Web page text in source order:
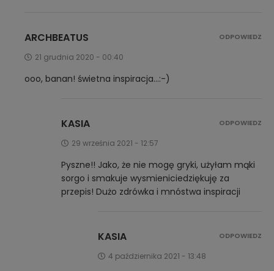
ARCHBEATUS
21 grudnia 2020 - 00:40
ooo, banan! świetna inspiracja…:-)
ODPOWIEDZ
KASIA
29 września 2021 - 12:57
Pyszne!! Jako, że nie mogę gryki, użyłam mąki
sorgo i smakuje wysmieniciedziękuję za
przepis! Dużo zdrówka i mnóstwa inspiracji
ODPOWIEDZ
KASIA
4 października 2021 - 13:48
ODPOWIEDZ